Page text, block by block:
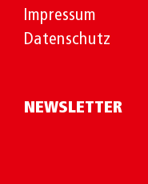
Impressum
Datenschutz
NEWSLETTER